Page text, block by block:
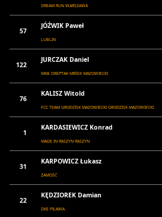
DREAM RUN WARSZAWA
57
JÓŹWIK Paweł
LUBLIN
122
JURCZAK Daniel
MKB DREPTAK MIŃSK MAZOWIECKI
76
KALISZ Witold
FCC TEAM GRODZISK MAZOWIECKI GRODZISK MAZOWIECKI
1
KARDASIEWICZ Konrad
MADE IN RASZYN RASZYN
31
KARPOWICZ Łukasz
ZAMOŚĆ
22
KĘDZIOREK Damian
DKE PILAWA